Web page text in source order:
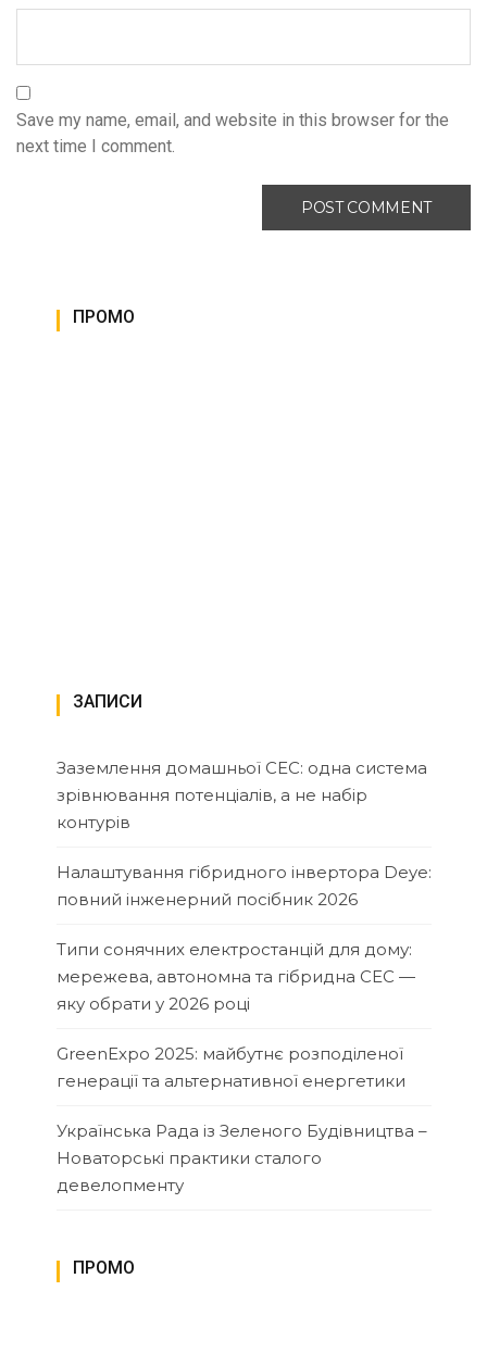
Save my name, email, and website in this browser for the
next time I comment.
ПРОМО
ЗАПИСИ
Заземлення домашньої СЕС: одна система
зрівнювання потенціалів, а не набір
контурів
Налаштування гібридного інвертора Deye:
повний інженерний посібник 2026
Типи сонячних електростанцій для дому:
мережева, автономна та гібридна СЕС —
яку обрати у 2026 році
GreenExpo 2025: майбутнє розподіленої
генерації та альтернативної енергетики
Українська Рада із Зеленого Будівництва –
Новаторські практики сталого
девелопменту
ПРОМО